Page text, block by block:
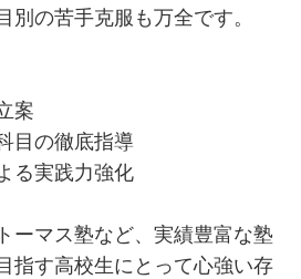
別の苦手克服も万全です。
案
目の徹底指導
る実践力強化
ーマス塾など、実績豊富な塾
指す高校生にとって心強い存